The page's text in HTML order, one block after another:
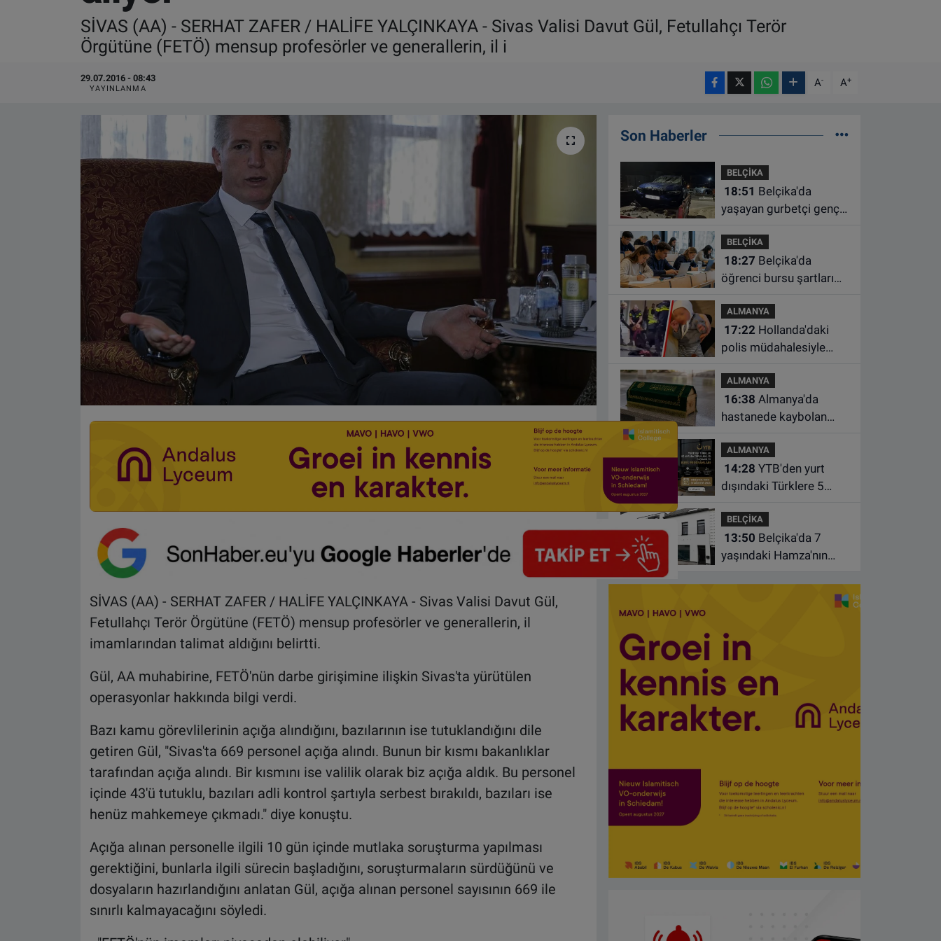
SİVAS (AA) - SERHAT ZAFER / HALİFE YALÇINKAYA - Sivas Valisi Davut Gül, Fetullahçı Terör
Örgütüne (FETÖ) mensup profesörler ve generallerin, il i
29.07.2016 - 08:43
YAYINLANMA A- A+
SİVAS (AA) - SERHAT ZAFER / HALİFE YALÇINKAYA - Sivas Valisi Davut Gül,
Fetullahçı Terör Örgütüne (FETÖ) mensup profesörler ve generallerin, il
imamlarından talimat aldığını belirtti.
Gül, AA muhabirine, FETÖ'nün darbe girişimine ilişkin Sivas'ta yürütülen
operasyonlar hakkında bilgi verdi.
Bazı kamu görevlilerinin açığa alındığını, bazılarının ise tutuklandığını dile
getiren Gül, "Sivas'ta 669 personel açığa alındı. Bunun bir kısmı bakanlıklar
tarafından açığa alındı. Bir kısmını ise valilik olarak biz açığa aldık. Bu personel
içinde 43'ü tutuklu, bazıları adli kontrol şartıyla serbest bırakıldı, bazıları ise
henüz mahkemeye çıkmadı." diye konuştu.
Açığa alınan personelle ilgili 10 gün içinde mutlaka soruşturma yapılması
gerektiğini, bunlarla ilgili sürecin başladığını, soruşturmaların sürdüğünü ve
dosyaların hazırlandığını anlatan Gül, açığa alınan personel sayısının 669 ile
sınırlı kalmayacağını söyledi.
Son Haberler
BELÇİKA
18:51
yaşayan gurbetçi genç
kazada hayatını kaybetti
BELÇİKA
18:27
öğrenci bursu şartları
ders almayan burs
alamayacak
ALMANYA
17:22
polis müdahalesiyle
çiftin bebeği aileden
alındı
ALMANYA
16:38
hastanede kaybolan
çamaşır makinesinde
bulundu
ALMANYA
14:28
dışındaki Türklere 5
desteği
BELÇİKA
13:50
yaşındaki Hamza'nın
dahil üç kişi tutuklandı
VIDEO GALERİ
ALGEMENE VOORWAARDEN
Çerez Politikası